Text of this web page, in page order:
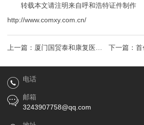
转载本文请注明来自呼和浩特证件制作
http://www.comxy.com.cn/
上一篇： 厦门国贸泰和康复医院
收费查询2025年夏季价格表展示-
地址电
下一篇： 首
电话
邮箱
3243907758@qq.com